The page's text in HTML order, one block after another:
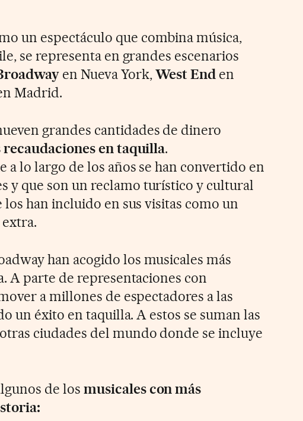
un espectáculo que combina música,
se representa en grandes escenarios
en Nueva York,West End en
Madrid.
grandes cantidades de dinero
recaudaciones en taquilla.
a lo largo de los años se han convertido en
y que son un reclamo turístico y cultural
los han incluido en sus visitas como un
han acogido los musicales más
A parte de representaciones con
a millones de espectadores a las
un éxito en taquilla. A estos se suman las
ciudades del mundo donde se incluye
de los musicales con más